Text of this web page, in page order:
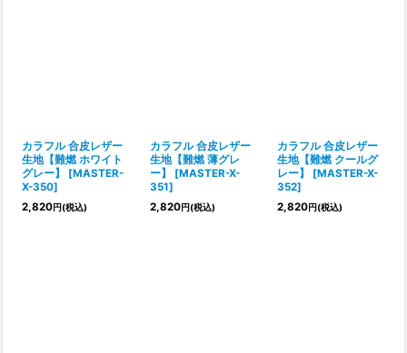
カラフル 合皮レザー
生地【難燃 ホワイト
グレー】
[MASTER-
X-350]
2,820円(税込)
カラフル 合皮レザー
生地【難燃 薄グレ
ー】
[MASTER-X-
351]
2,820円(税込)
カラフル 合皮レザー
生地【難燃 クールグ
レー】
[MASTER-X-
352]
2,820円(税込)